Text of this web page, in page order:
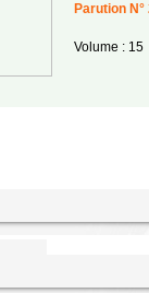
Parution N°
Volume : 15